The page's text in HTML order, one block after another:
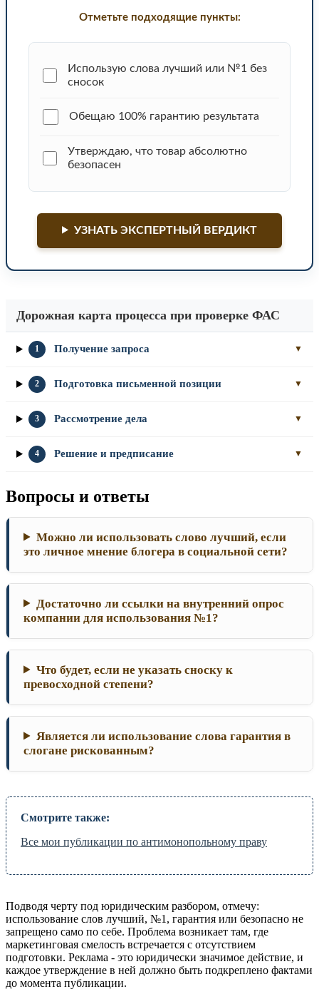
Отметьте подходящие пункты:
Использую слова лучший или №1 без
сносок
Обещаю 100% гарантию результата
Утверждаю, что товар абсолютно
безопасен
УЗНАТЬ ЭКСПЕРТНЫЙ ВЕРДИКТ
Дорожная карта процесса при проверке ФАС
1 Получение запроса ▼
2 Подготовка письменной позиции ▼
3 Рассмотрение дела ▼
4 Решение и предписание ▼
Вопросы и ответы
Можно ли использовать слово лучший, если
это личное мнение блогера в социальной сети?
Достаточно ли ссылки на внутренний опрос
компании для использования №1?
Что будет, если не указать сноску к
превосходной степени?
Является ли использование слова гарантия в
слогане рискованным?
Смотрите также:
Все мои публикации по антимонопольному праву
Подводя черту под юридическим разбором, отмечу:
использование слов лучший, №1, гарантия или безопасно не
запрещено само по себе. Проблема возникает там, где
маркетинговая смелость встречается с отсутствием
подготовки. Реклама - это юридически значимое действие, и
каждое утверждение в ней должно быть подкреплено фактами
до момента публикации.